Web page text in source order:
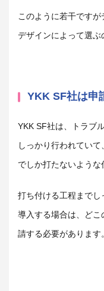
このように若干です
デザインによって選ぶ
YKK SF社は申
YKK SF社は、トラブ
しっかり行われてい
でしか打たないような
打ち付ける工程までし
導入する場合は、どこ
請する必要があります。